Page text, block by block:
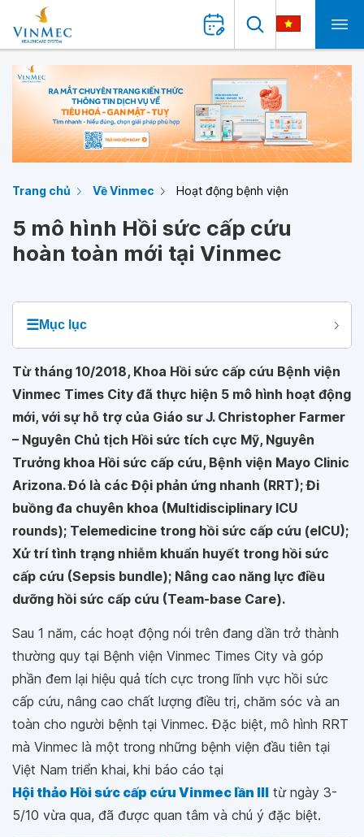
Trang chủ Về Vinmec Hoạt động bệnh viện
5 mô hình Hồi sức cấp cứu
hoàn toàn mới tại Vinmec
☰Mục lục
Từ tháng 10/2018, Khoa Hồi sức cấp cứu Bệnh viện
Vinmec Times City đã thực hiện 5 mô hình hoạt động
mới, với sự hỗ trợ của Giáo sư J. Christopher Farmer
– Nguyên Chủ tịch Hồi sức tích cực Mỹ, Nguyên
Trưởng khoa Hồi sức cấp cứu, Bệnh viện Mayo Clinic
Arizona. Đó là các Đội phản ứng nhanh (RRT); Đi
buồng đa chuyên khoa (Multidisciplinary ICU
rounds); Telemedicine trong hồi sức cấp cứu (eICU);
Xử trí tình trạng nhiễm khuẩn huyết trong hồi sức
cấp cứu (Sepsis bundle); Nâng cao năng lực điều
dưỡng hồi sức cấp cứu (Team-base Care).
Sau 1 năm, các hoạt động nói trên đang dần trở thành
thường quy tại Bệnh viện Vinmec Times City và góp
phần đem lại hiệu quả tích cực trong lĩnh vực hồi sức
cấp cứu, nâng cao chất lượng điều trị, chăm sóc và an
toàn cho người bệnh tại Vinmec. Đặc biệt, mô hình RRT
mà Vinmec là một trong những bệnh viện đầu tiên tại
Việt Nam triển khai, khi báo cáo tại
Hội thảo Hồi sức cấp cứu Vinmec lần III từ ngày 3-
5/10 vừa qua, đã được quan tâm và chú ý đặc biệt.